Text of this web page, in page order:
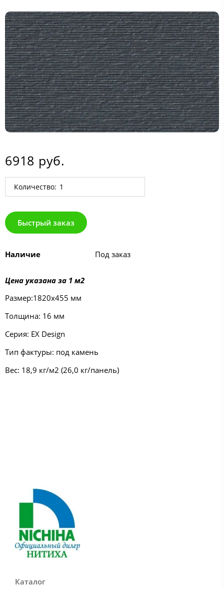
6918 руб.
Количество:
Быстрый заказ
Наличие Под заказ
Цена указана за 1 м2
Размер:1820х455 мм
Толщина: 16 мм
Серия: EX Design
Тип фактуры: под камень
Вес: 18,9 кг/м2 (26,0 кг/панель)
Каталог